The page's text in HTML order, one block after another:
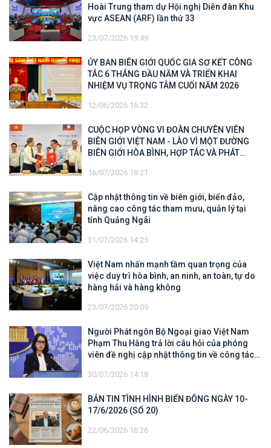
Hoài Trung tham dự Hội nghị Diễn đàn Khu
vực ASEAN (ARF) lần thứ 33
23/07/2026 19:49
ỦY BAN BIÊN GIỚI QUỐC GIA SƠ KẾT CÔNG
TÁC 6 THÁNG ĐẦU NĂM VÀ TRIỂN KHAI
NHIỆM VỤ TRỌNG TÂM CUỐI NĂM 2026
12/06/2026 16:32
CUỘC HỌP VÒNG VI ĐOÀN CHUYÊN VIÊN
BIÊN GIỚI VIỆT NAM - LÀO VÌ MỘT ĐƯỜNG
BIÊN GIỚI HÒA BÌNH, HỢP TÁC VÀ PHÁT
16/07/2026 18:21
Cập nhật thông tin về biên giới, biển đảo,
nâng cao công tác tham mưu, quản lý tại
tỉnh Quảng Ngãi
31/07/2026 14:25
Việt Nam nhấn mạnh tầm quan trọng của
việc duy trì hòa bình, an ninh, an toàn, tự do
hàng hải và hàng không
23/07/2026 20:09
Người Phát ngôn Bộ Ngoại giao Việt Nam
Phạm Thu Hằng trả lời câu hỏi của phóng
viên đề nghị cập nhật thông tin về công tác
trên tàu Khôi Nguyên 18
30/07/2026 14:18
BẢN TIN TÌNH HÌNH BIỂN ĐÔNG NGÀY 10-
17/6/2026 (SỐ 20)
22/06/2026 16:26